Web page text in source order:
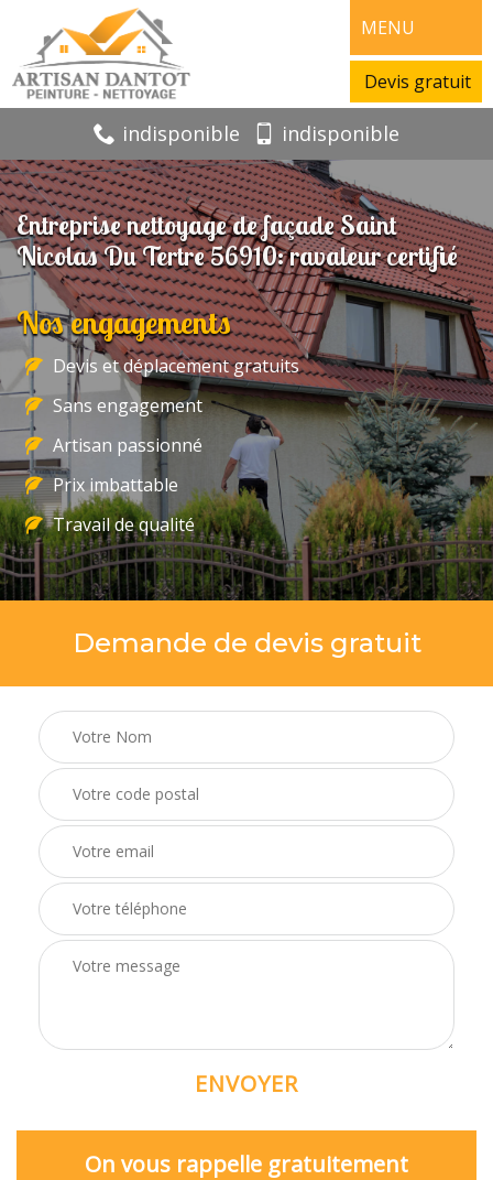
MENU
Devis gratuit
indisponible indisponible
Entreprise nettoyage de façade Saint
Nicolas Du Tertre 56910: ravaleur certifié
Nos engagements
Devis et déplacement gratuits
Sans engagement
Artisan passionné
Prix imbattable
Travail de qualité
Demande de devis gratuit
On vous rappelle gratuitement